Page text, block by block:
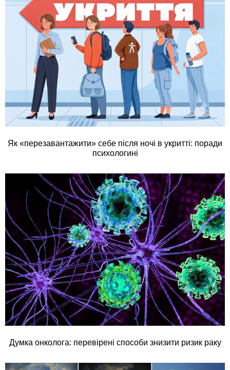
Як «перезавантажити» себе після ночі в укритті: поради
психологині
Думка онколога: перевірені способи знизити ризик раку